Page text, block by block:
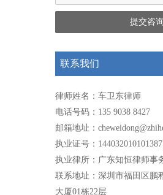
联系我们
律师姓名：车卫东律师
电话号码：135 9038 8427
邮箱地址：
执业证号：
执业律所：广东知恒律师事
联系地址：深圳市福田区鹏
大厦01栋22层